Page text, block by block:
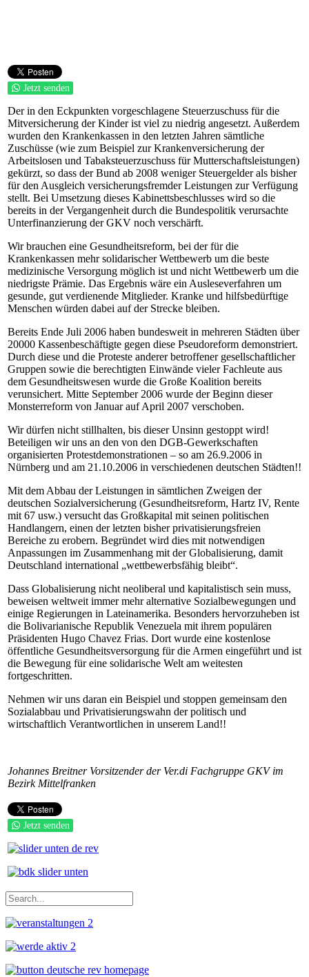
Jetzt senden
Der in den Eckpunkten vorgeschlagene Steuerzuschuss für die
Mitversicherung der Kinder ist viel zu niedrig angesetzt. Außerdem
wurden den Krankenkassen in den letzten Jahren sämtliche
Zuschüsse (wie zum Beispiel zur Krankenversicherung der
Arbeitslosen und Tabaksteuerzuschuss für Mutterschaftsleistungen)
gekürzt, so dass der Bund ab 2008 weniger Steuergelder als bisher
für den Ausgleich versicherungsfremder Leistungen zur Verfügung
stellt. Bei Umsetzung dieses Kabinettsbeschlusses wird so die
bereits in der Vergangenheit durch die Bundespolitik verursachte
Unterfinanzierung der GKV noch verschärft.
Wir brauchen eine Gesundheitsreform, bei der für die
Krankenkassen mehr solidarischer Wettbewerb um die beste
medizinische Versorgung möglich ist und nicht Wettbewerb um die
niedrigste Prämie. Das Ergebnis wäre ein Ausleseverfahren um
gesunde, gut verdienende Mitglieder. Kranke und hilfsbedürftige
Menschen würden dabei auf der Strecke bleiben.
Bereits Ende Juli 2006 haben bundesweit in mehreren Städten über
20000 Kassenbeschäftigte gegen diese Pseudoreform demonstriert.
Durch diese und die Proteste anderer betroffener gesellschaftlicher
Gruppen sowie die berechtigten Einwände vieler Fachleute aus
dem Gesundheitswesen wurde die Große Koalition bereits
verunsichert. Mitte September 2006 wurde der Beginn dieser
Monsterreform von Januar auf April 2007 verschoben.
Wir dürfen nicht stillhalten, bis dieser Unsinn gestoppt wird!
Beteiligen wir uns an den von den DGB-Gewerkschaften
organisierten Protestdemonstrationen – so am 26.9.2006 in
Nürnberg und am 21.10.2006 in verschiedenen deutschen Städten!!
Mit dem Abbau der Leistungen in sämtlichen Zweigen der
deutschen Sozialversicherung (Gesundheitsreform, Hartz IV, Rente
mit 67 usw.) versucht das Großkapital mit seinen politischen
Handlangern, einen der letzten bisher privatisierungsfreien
Bereiche zu erobern. Begründet wird dies mit notwendigen
Anpassungen im Zusammenhang mit der Globalisierung, damit
Deutschland international „wettbewerbsfähig bleibt“.
Dass Globalisierung nicht neoliberal und kapitalistisch sein muss,
beweisen weltweit immer mehr alternative Sozialbewegungen und
einige Regierungen in Lateinamerika. Besonders hervorzuheben ist
die Bolivarianische Republik Venezuela mit ihrem populären
Präsidenten Hugo Chavez Frias. Dort wurde eine kostenlose
öffentliche Gesundheitsversorgung für die Armen eingeführt und ist
die Bewegung für eine solidarische Welt am weitesten
fortgeschritten.
Nehmen wir uns daran ein Beispiel und stoppen gemeinsam den
Sozialabbau und Privatisierungswahn der politisch und
wirtschaftlich Verantwortlichen in unserem Land!!
Johannes Breitner Vorsitzender der Ver.di Fachgruppe GKV im
Bezirk Mittelfranken
Jetzt senden